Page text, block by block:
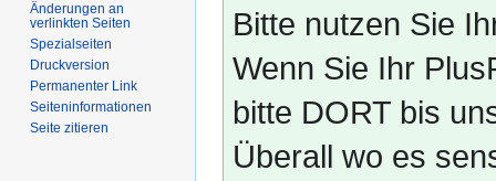
Bitte nutzen Sie
Wenn Sie Ihr
bitte DORT bis
Überall wo es
Änderungen an
verlinkten Seiten
Spezialseiten
Druckversion
Permanenter Link
Seiten­­informationen
Seite zitieren